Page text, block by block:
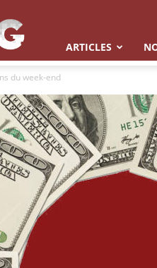
ARTICLES
du week-end